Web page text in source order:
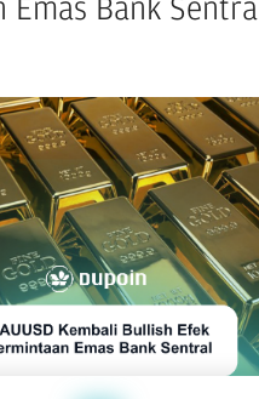
Emas Bank Sentral